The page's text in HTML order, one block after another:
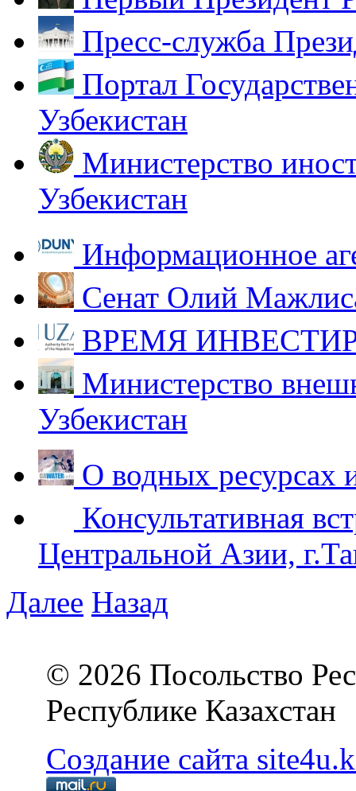
Пресс-служба
Портал
Узбекистан
Министерство
Узбекистан
Информационное
Сенат Олий
ВРЕМЯ
Министерство
Узбекистан
О водных ресурсах
Консультативная
Центральной Азии,
Далее Назад
© 2026 Посольство
Республике Казахстан
Создание сайта